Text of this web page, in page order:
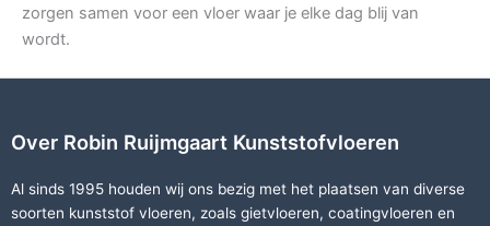
zorgen samen voor een vloer waar je elke dag blij van
wordt.
Over Robin Ruijmgaart Kunststofvloeren
Al sinds 1995 houden wij ons bezig met het plaatsen van diverse
soorten kunststof vloeren, zoals gietvloeren, coatingvloeren en